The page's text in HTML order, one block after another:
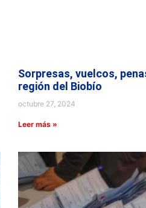
Sorpresas, vuelcos,
región del Biobío
octubre 27, 2024
Leer más »